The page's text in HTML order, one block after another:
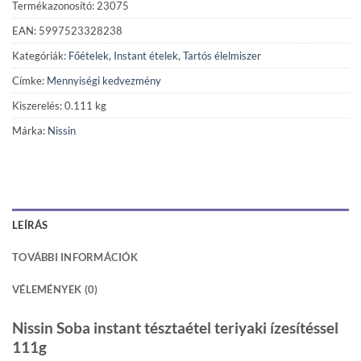
Termékazonosító: 23075
EAN: 5997523328238
Kategóriák: Főételek, Instant ételek, Tartós élelmiszer
Címke: Mennyiségi kedvezmény
Kiszerelés: 0.111 kg
Márka: Nissin
LEÍRÁS
TOVÁBBI INFORMÁCIÓK
VÉLEMÉNYEK (0)
Nissin Soba instant tésztaétel teriyaki ízesítéssel
111g